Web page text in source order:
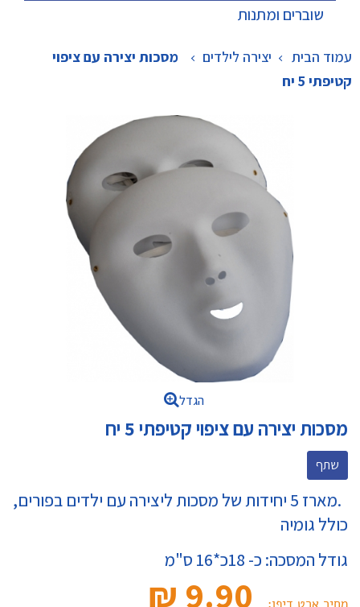
שוברים ומתנות
עמוד הבית יצירה לילדים >
מסכות יצירה עם ציפוי
קטיפתי 5 יח
הגדל
מסכות יצירה עם ציפוי קטיפתי 5 יח
שתף
.מארז 5 יחידות של מסכות ליצירה עם ילדים בפורים,
כולל גומיה
גודל המסכה: כ- 18כ*16 ס"מ
9.90 ₪‎